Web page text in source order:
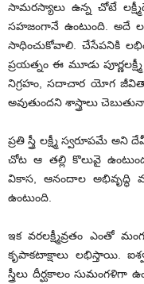
సామరస్యాలు ఉన్న చోటే
సహజంగానే ఉంటుంది. అదే
సాధించుకోవాలి. చేసేపనికి
ప్రయత్నం ఈ మూడు
నిగ్రహం, సదాచార యోగ
అవుతుందని శాస్త్రాలు
ప్రతి స్త్రీ లక్ష్మీ స్వరూపమే
చోట ఆ తల్లి కొలువై
వికాస, ఆనందాల అభివృద్ధి
ఉంటుంది.
ఇక వరలక్ష్మీవ్రతం ఎంతో
కృపాకటాక్షాలు లభిస్తాయి.
స్త్రీలు దీర్ఘకాలం సుమంగళిగా